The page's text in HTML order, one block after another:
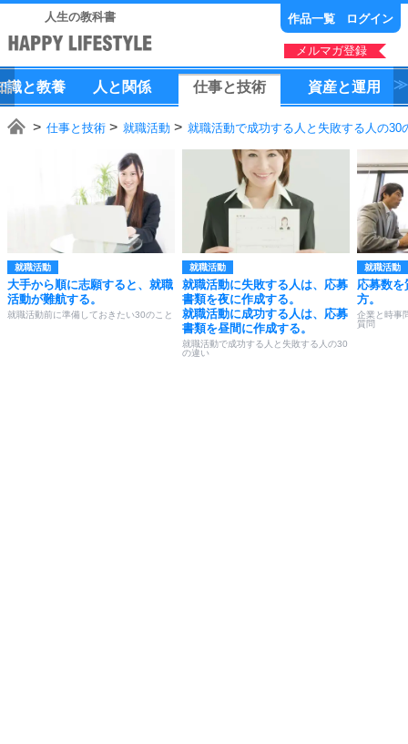
人生の教科書 作品一覧 ログイン
メルマガ登録
識と教養 人 と 関係 仕事と技術 資産と運用
仕事と技術 就職活動 就職活動で成功する人と失敗する人の30
就職活動
大手から順に志願すると、就職
活動が難航する。
就職活動前に準備しておきたい30のこと
就職活動
就職活動に失敗する人は、応募
書類を夜に作成する。
就職活動に成功する人は、応募
書類を昼間に作成する。
就職活動で成功する人と失敗する人の30
の違い
就職活動
応募数を
方。
企業と時事
質問